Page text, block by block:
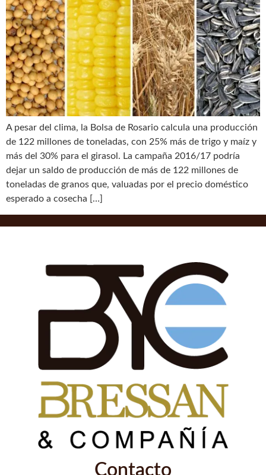
A pesar del clima, la Bolsa de Rosario calcula una producción
de 122 millones de toneladas, con 25% más de trigo y maíz y
más del 30% para el girasol. La campaña 2016/17 podría
dejar un saldo de producción de más de 122 millones de
toneladas de granos que, valuadas por el precio doméstico
esperado a cosecha […]
Contacto